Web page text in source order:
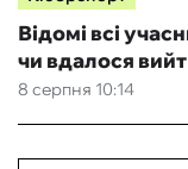
8 серпня 10:14
Відомі всі
чи вдалося